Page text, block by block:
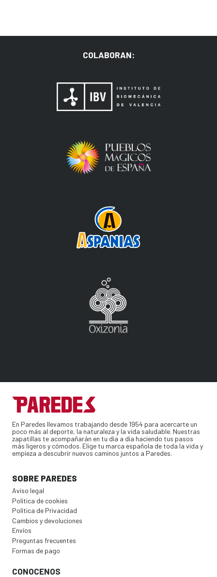
COLABORAN:
En Paredes llevamos trabajando desde 1954 para acercarte un
poco más al deporte, la naturaleza y la vida saludable. Nuestras
zapatillas te acompañarán en tu día a día haciendo tus pasos
más ligeros y cómodos. Elige tu marca española de toda la vida y
empieza a descubrir nuevos caminos juntos a Paredes.
SOBRE PAREDES
Aviso legal
Política de cookies
Política de Privacidad
Cambios y devoluciones
Envíos
Preguntas frecuentes
Formas de pago
CONOCENOS